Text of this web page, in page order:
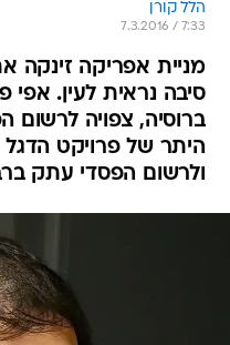
הלל קורן
7.3.2016 / 7:33
סיבה נראית לעין. אפי
ברוסיה, צפויה לרשום
היתר של פרויקט הדגל
ולרשום הפסדי עתק